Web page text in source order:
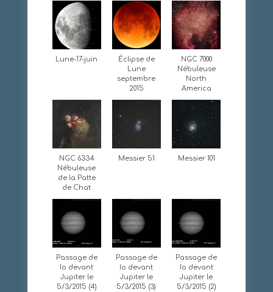
Lune-17-juin
Éclipse de
Lune
septembre
2015
NGC 7000
Nébuleuse
North
America
NGC 6334
Nébuleuse
de la Patte
de Chat
Messier 51 Messier 101
Passage de
Io devant
Jupiter le
5/3/2015 (4)
Passage de
Io devant
Jupiter le
5/3/2015 (3)
Passage de
Io devant
Jupiter le
5/3/2015 (2)